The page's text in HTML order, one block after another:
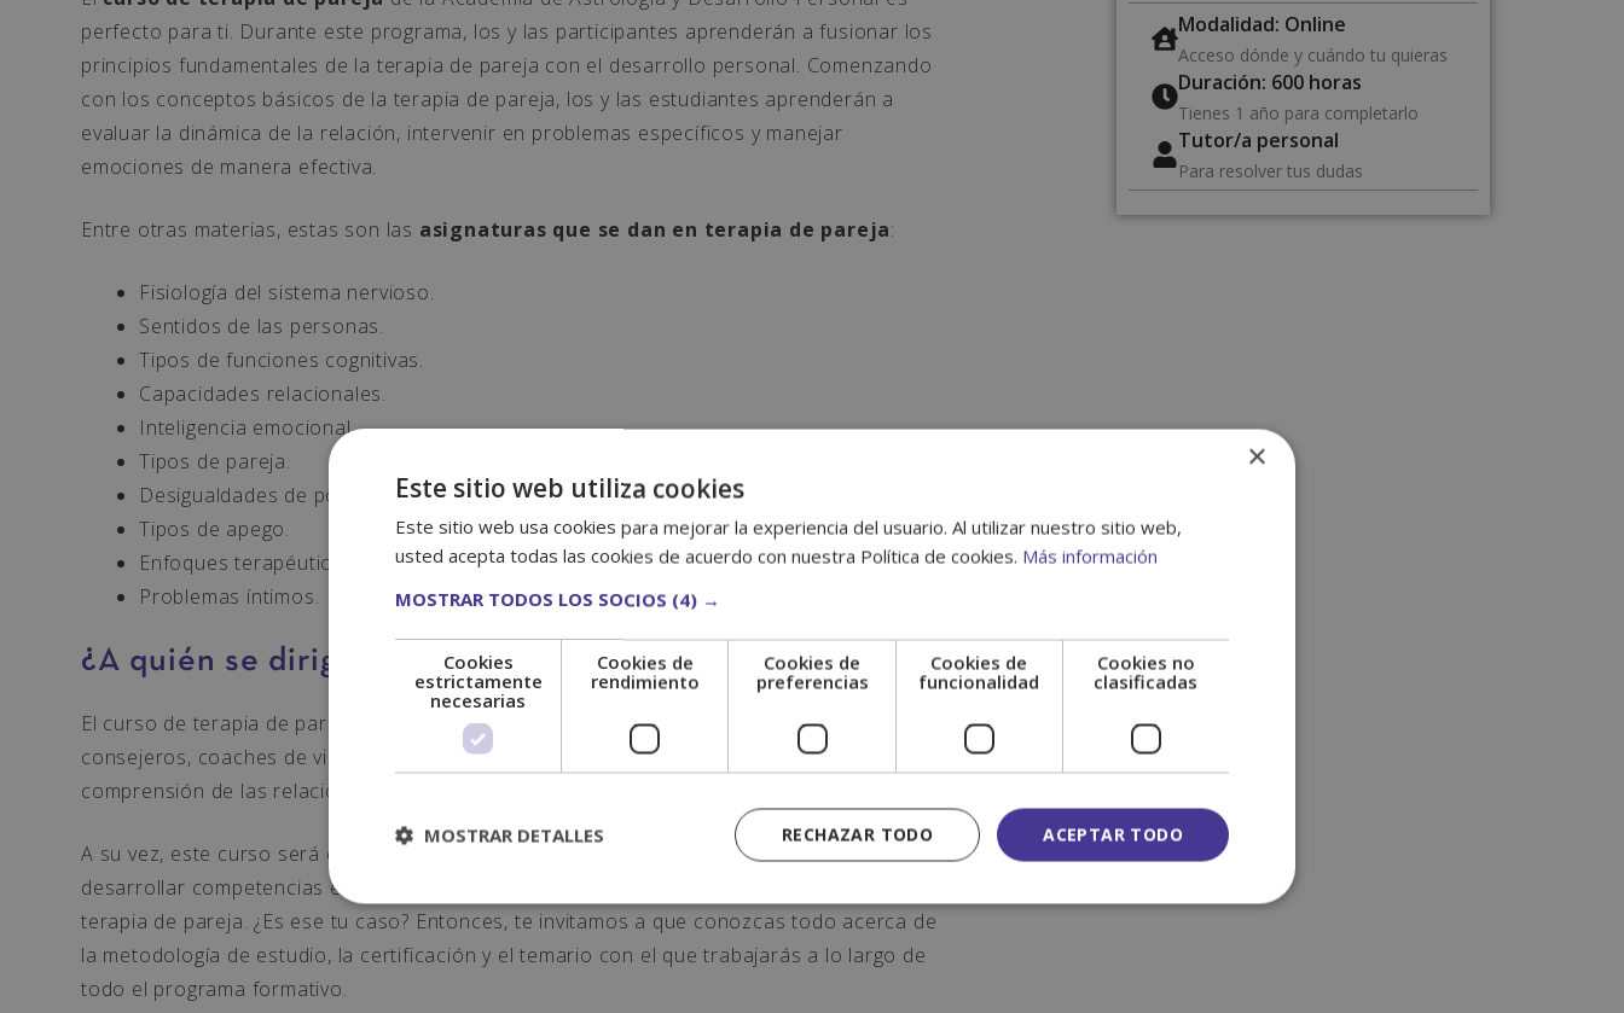
perfecto para ti. Durante este programa, los y las participantes aprenderán a fusionar los
principios fundamentales de la terapia de pareja con el desarrollo personal. Comenzando
con los conceptos básicos de la terapia de pareja, los y las estudiantes aprenderán a
evaluar la dinámica de la relación, intervenir en problemas específicos y manejar
emociones de manera efectiva.
Entre otras materias, estas son las asignaturas que se dan en terapia de pareja:
Fisiología del sistema nervioso.
Sentidos de las personas.
Tipos de funciones cognitivas.
Capacidades relacionales.
Inteligencia emocional.
Tipos de pareja.
Desigualdades de poder.
Tipos de apego.
Enfoques terapéuticos.
Problemas íntimos.
¿A quién se dirige este curso?
El curso de terapia de pareja está dirigido a profesionales de la salud mental, terapeutas,
consejeros, coaches de vida y cualquier persona interesada en profundizar en su
comprensión de las relaciones con parejas que enfrentan desafíos.
A su vez, este curso será el complemento perfecto para aquellas personas que deseen
desarrollar competencias en evaluación, intervención y manejo de casos específicos de
terapia de pareja. ¿Es ese tu caso? Entonces, te invitamos a que conozcas todo acerca de
la metodología de estudio, la certificación y el temario con el que trabajarás a lo largo de
todo el programa formativo.
Modalidad: Online
Acceso dónde y cuándo tu quieras
Duración: 600 horas
Tienes 1 año para completarlo
Tutor/a personal
Para resolver tus dudas
×
Este sitio web utiliza cookies
Este sitio web usa cookies para mejorar la experiencia del usuario. Al utilizar nuestro sitio web,
usted acepta todas las cookies de acuerdo con nuestra Política de cookies. Más información
MOSTRAR TODOS LOS SOCIOS (4) →
Cookies
estrictamente
necesarias
Cookies de
rendimiento
Cookies de
preferencias
Cookies de
funcionalidad
Cookies no
clasificadas
ACEPTAR TODO
RECHAZAR TODO
MOSTRAR DETALLES